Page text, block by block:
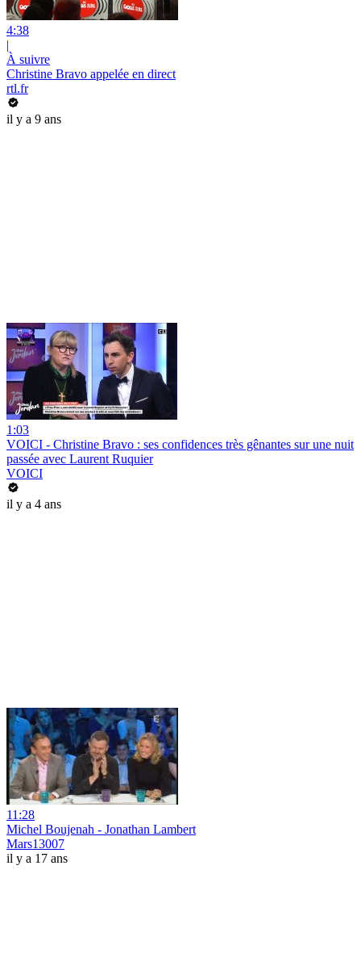
4:38
|
À suivre
Christine Bravo appelée en direct
rtl.fr
il y a 9 ans
1:03
VOICI - Christine Bravo : ses confidences très gênantes sur une nuit
passée avec Laurent Ruquier
VOICI
il y a 4 ans
11:28
Michel Boujenah - Jonathan Lambert
Mars13007
il y a 17 ans